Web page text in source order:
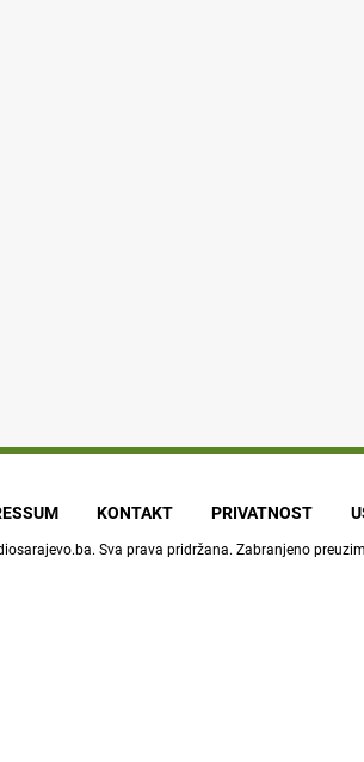
KONTAKT PRIVATNOST
. Sva prava pridržana. Zabranjeno